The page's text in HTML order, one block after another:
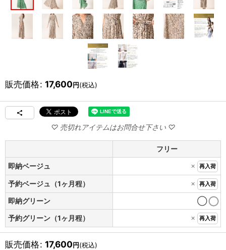
販売価格: 17,600円(税込)
フリー
即納ベージュ
× 再入荷
予約ベージュ（1ヶ月程） × 再入荷
即納グリーン
◯
予約グリーン（1ヶ月程）
× 再入荷
販売価格: 17,600円(税込)